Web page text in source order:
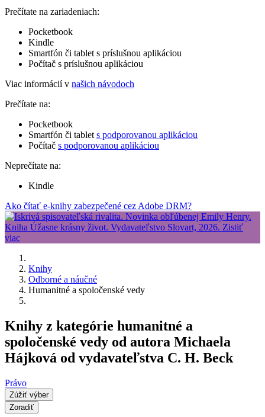
Prečítate na zariadeniach:
Pocketbook
Kindle
Smartfón či tablet s príslušnou aplikáciou
Počítač s príslušnou aplikáciou
Viac informácií v našich návodoch
Prečítate na:
Pocketbook
Smartfón či tablet s podporovanou aplikáciou
Počítač s podporovanou aplikáciou
Neprečítate na:
Kindle
Ako čítať e-knihy zabezpečené cez Adobe DRM?
Knihy
Odborné a náučné
Humanitné a spoločenské vedy
Knihy z kategórie humanitné a
spoločenské vedy od autora Michaela
Hájková od vydavateľstva C. H. Beck
Právo
Zúžiť výber
Zoradiť